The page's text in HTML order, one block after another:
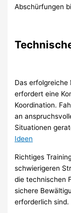
Abschürfungen
Das
erfordert eine
Koordination.
an
Situationen
Ideen
Richtiges
schwierigeren
die technischen
sichere
erforderlich sind.